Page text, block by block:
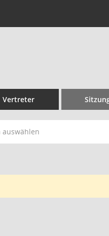
Vertreter
auswählen